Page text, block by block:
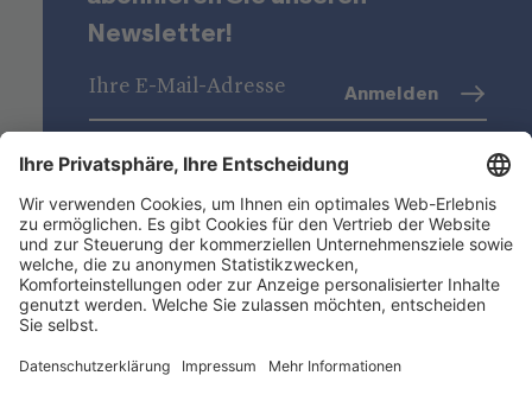
Newsletter!
Datenschutz (Info)
Anmelden
Niederstätter AG
Standorte